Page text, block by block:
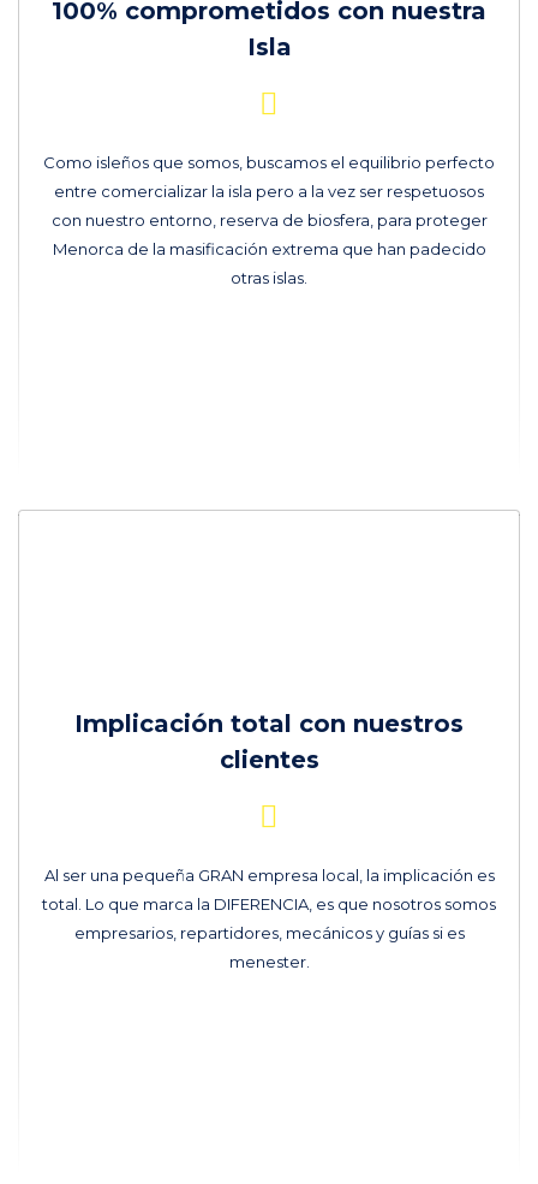
100% comprometidos con nuestra
Isla
Como isleños que somos, buscamos el equilibrio perfecto
entre comercializar la isla pero a la vez ser respetuosos
con nuestro entorno, reserva de biosfera, para proteger
Menorca de la masificación extrema que han padecido
otras islas.
Implicación total con nuestros
clientes
Al ser una pequeña GRAN empresa local, la implicación es
total. Lo que marca la DIFERENCIA, es que nosotros somos
empresarios, repartidores, mecánicos y guías si es
menester.